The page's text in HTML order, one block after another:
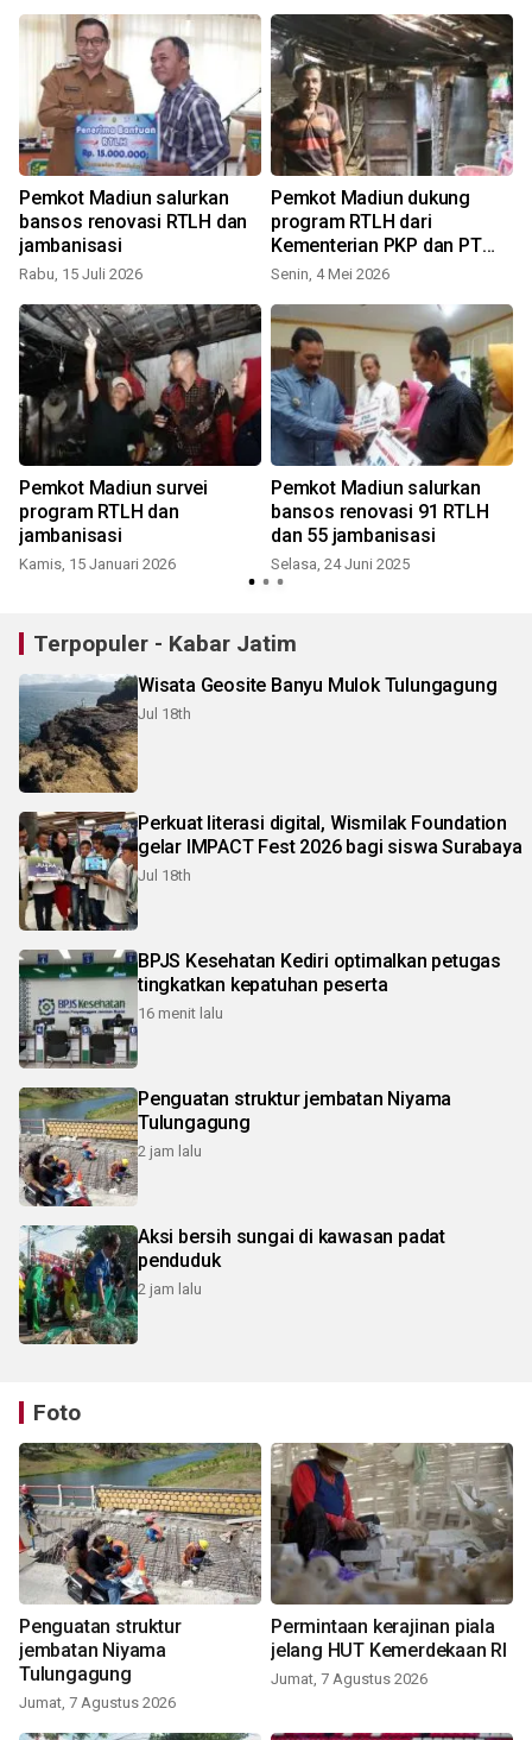
Pemkot Madiun salurkan
bansos renovasi RTLH dan
jambanisasi
Rabu, 15 Juli 2026
Pemkot Madiun dukung
program RTLH dari
Kementerian PKP dan PT
SMF
Senin, 4 Mei 2026
Pemkot Madiun survei
program RTLH dan
jambanisasi
Kamis, 15 Januari 2026
Pemkot Madiun salurkan
bansos renovasi 91 RTLH
dan 55 jambanisasi
Selasa, 24 Juni 2025
Terpopuler - Kabar Jatim
Wisata Geosite Banyu Mulok Tulungagung
Jul 18th
Perkuat literasi digital, Wismilak Foundation
gelar IMPACT Fest 2026 bagi siswa Surabaya
Jul 18th
BPJS Kesehatan Kediri optimalkan petugas
tingkatkan kepatuhan peserta
16 menit lalu
Penguatan struktur jembatan Niyama
Tulungagung
2 jam lalu
Aksi bersih sungai di kawasan padat
penduduk
2 jam lalu
Foto
Penguatan struktur
jembatan Niyama
Tulungagung
Jumat, 7 Agustus 2026
Permintaan kerajinan piala
jelang HUT Kemerdekaan RI
Jumat, 7 Agustus 2026